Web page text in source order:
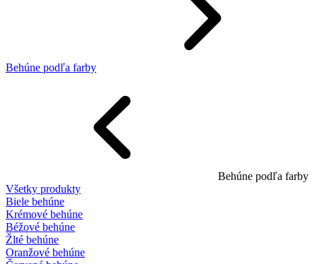
Behúne podľa farby
Behúne podľa farby
Všetky produkty
Biele behúne
Krémové behúne
Béžové behúne
Žlté behúne
Oranžové behúne